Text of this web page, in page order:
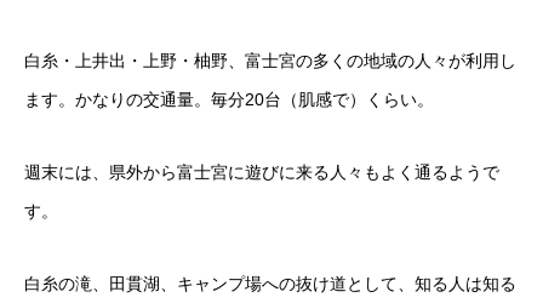
白糸・上井出・上野・柚野、富士宮の多くの地域の人々が利用し
ます。かなりの交通量。毎分20台（肌感で）くらい。
週末には、県外から富士宮に遊びに来る人々もよく通るようで
す。
白糸の滝、田貫湖、キャンプ場への抜け道として、知る人は知る